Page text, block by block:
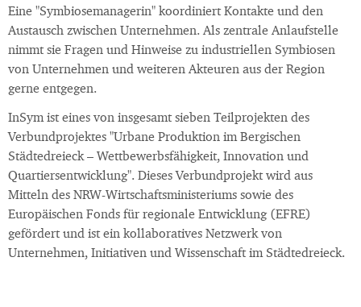
Eine "Symbiosemanagerin" koordiniert Kontakte und den
Austausch zwischen Unternehmen. Als zentrale Anlaufstelle
nimmt sie Fragen und Hinweise zu industriellen Symbiosen
von Unternehmen und weiteren Akteuren aus der Region
gerne entgegen.
InSym ist eines von insgesamt sieben Teilprojekten des
Verbundprojektes "Urbane Produktion im Bergischen
Städtedreieck – Wettbewerbsfähigkeit, Innovation und
Quartiersentwicklung". Dieses Verbundprojekt wird aus
Mitteln des NRW-Wirtschaftsministeriums sowie des
Europäischen Fonds für regionale Entwicklung (EFRE)
gefördert und ist ein kollaboratives Netzwerk von
Unternehmen, Initiativen und Wissenschaft im Städtedreieck.